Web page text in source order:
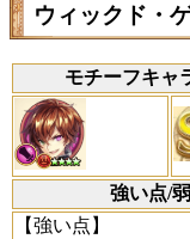
ウィックド・
モチーフキャ
強い点/
【強い点】